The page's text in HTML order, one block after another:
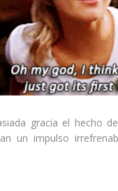
gracia el hecho
un impulso